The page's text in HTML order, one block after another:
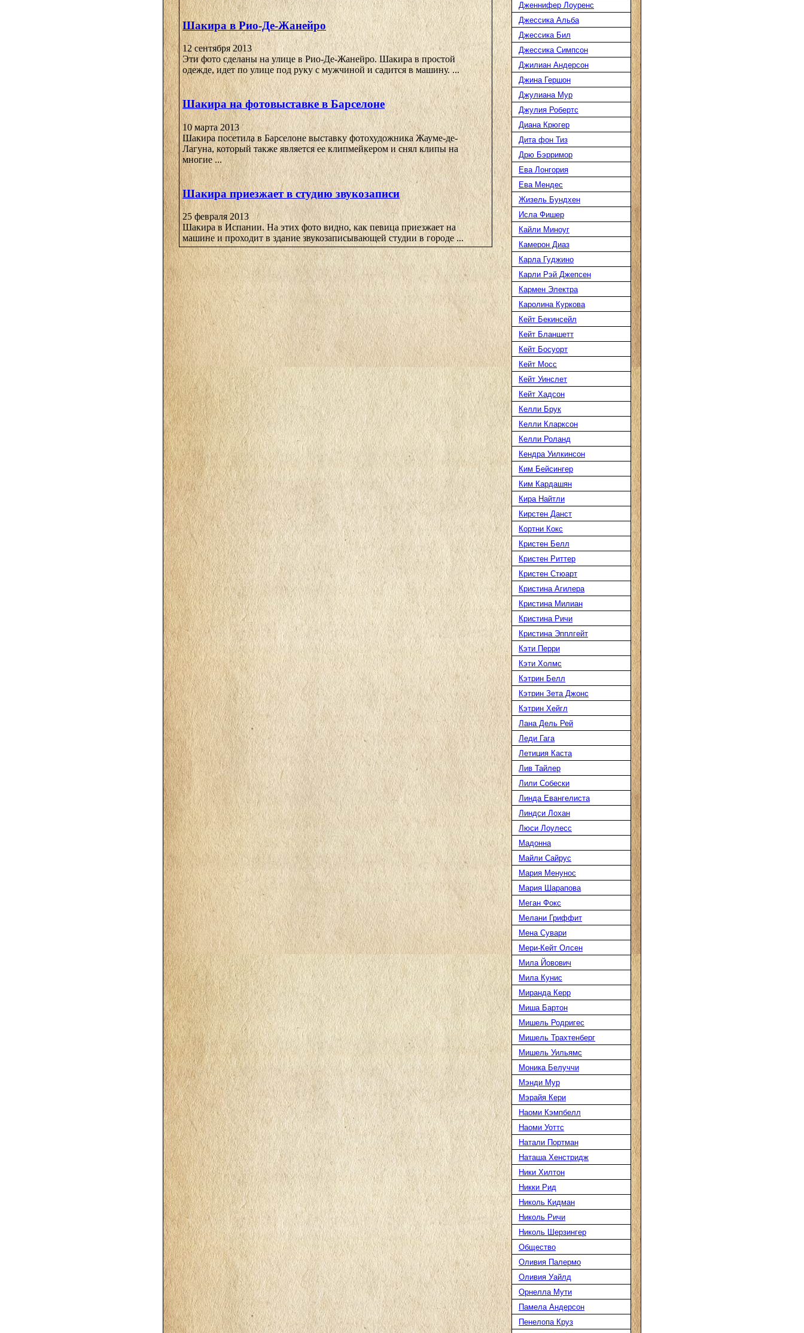
Шакира в Рио-Де-Жанейро
12 сентября 2013
Эти фото сделаны на улице в Рио-Де-Жанейро. Шакира в простой
одежде, идет по улице под руку с мужчиной и садится в машину. ...
Шакира на фотовыставке в Барселоне
10 марта 2013
Шакира посетила в Барселоне выставку фотохудожника Жауме-де-
Лагуна, который также является ее клипмейкером и снял клипы на
многие ...
Шакира приезжает в студию звукозаписи
25 февраля 2013
Шакира в Испании. На этих фото видно, как певица приезжает на
машине и проходит в здание звукозаписывающей студии в городе ...
Дженнифер Лоуренс
Джессика Альба
Джессика Бил
Джессика Симпсон
Джилиан Андерсон
Джина Гершон
Джулиана Мур
Джулия Робертс
Диана Крюгер
Дита фон Тиз
Дрю Бэрримор
Ева Лонгория
Ева Мендес
Жизель Бундхен
Исла Фишер
Кайли Миноуг
Камерон Диаз
Карла Гуджино
Карли Рэй Джепсен
Кармен Электра
Каролина Куркова
Кейт Бекинсейл
Кейт Бланшетт
Кейт Босуорт
Кейт Мосс
Кейт Уинслет
Кейт Хадсон
Келли Брук
Келли Кларксон
Келли Роланд
Кендра Уилкинсон
Ким Бейсингер
Ким Кардашян
Кира Найтли
Кирстен Данст
Кортни Кокс
Кристен Белл
Кристен Риттер
Кристен Стюарт
Кристина Агилера
Кристина Милиан
Кристина Ричи
Кристина Эпплгейт
Кэти Перри
Кэти Холмс
Кэтрин Белл
Кэтрин Зета Джонс
Кэтрин Хейгл
Лана Дель Рей
Леди Гага
Летиция Каста
Лив Тайлер
Лили Собески
Линда Евангелиста
Линдси Лохан
Люси Лоулесс
Мадонна
Майли Сайрус
Мария Менунос
Мария Шарапова
Меган Фокс
Мелани Гриффит
Мена Сувари
Мери-Кейт Олсен
Мила Йовович
Мила Кунис
Миранда Керр
Миша Бартон
Мишель Родригес
Мишель Трахтенберг
Мишель Уильямс
Моника Белуччи
Мэнди Мур
Мэрайя Кери
Наоми Кэмпбелл
Наоми Уоттс
Натали Портман
Наташа Хенстридж
Ники Хилтон
Никки Рид
Николь Кидман
Николь Ричи
Николь Шерзингер
Общество
Оливия Палермо
Оливия Уайлд
Орнелла Мути
Памела Андерсон
Пенелопа Круз